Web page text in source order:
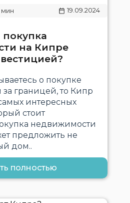
19.09.2024
покупка
на Кипре
о покупке
границей, то Кипр
интересных
стоит
недвижимости
предложить не
дом..
полностью